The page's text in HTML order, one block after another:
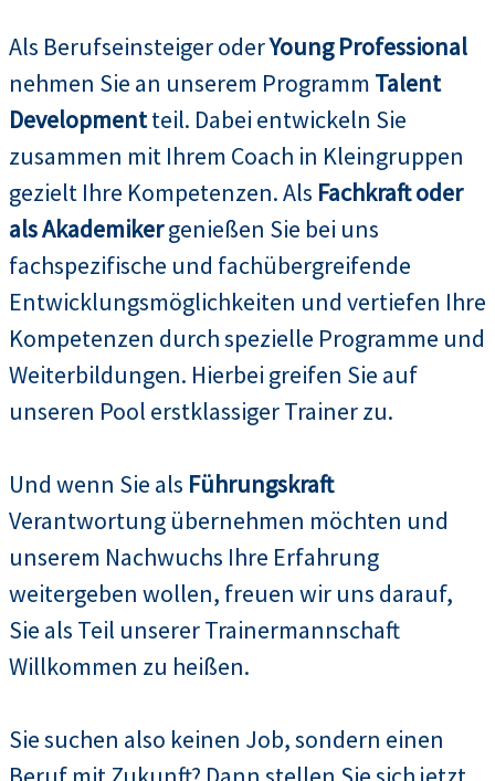
Als Berufseinsteiger oderYoung Professional
nehmen Sie an unserem Programm Talent
Developmentteil. Dabei entwickeln Sie
zusammen mit Ihrem Coach in Kleingruppen
gezielt Ihre Kompetenzen. Als Fachkraft oder
als Akademikergenießen Sie bei uns
fachspezifische und fachübergreifende
Entwicklungsmöglichkeiten und vertiefen Ihre
Kompetenzen durch spezielle Programme und
Weiterbildungen. Hierbei greifen Sie auf
unseren Pool erstklassiger Trainer zu.
Und wenn Sie als Führungskraft
Verantwortung übernehmen möchten und
unserem Nachwuchs Ihre Erfahrung
weitergeben wollen, freuen wir uns darauf,
Sie als Teil unserer Trainermannschaft
Willkommen zu heißen.
Sie suchen also keinen Job, sondern einen